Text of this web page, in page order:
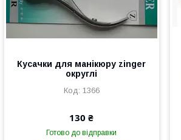
Кусачки для манікюру zinger
округлі
1366
130 ₴
Готово до відправки